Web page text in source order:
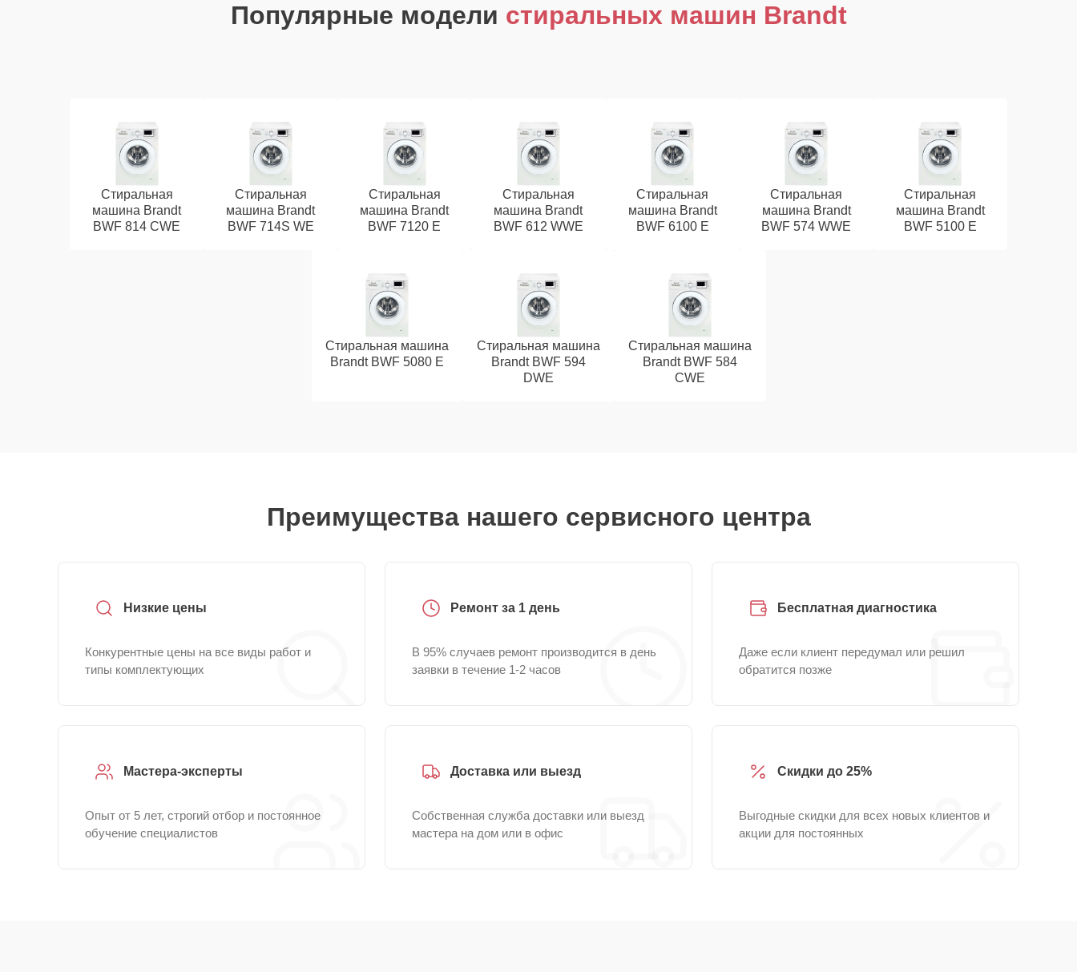
Популярные модели стиральных машин Brandt
Стиральная
машина Brandt
BWF 814 CWE
Стиральная
машина Brandt
BWF 714S WE
Стиральная
машина Brandt
BWF 7120 E
Стиральная
машина Brandt
BWF 612 WWE
Стиральная
машина Brandt
BWF 6100 E
Стиральная
машина Brandt
BWF 574 WWE
Стиральная
машина Brandt
BWF 5100 E
Стиральная машина
Brandt BWF 5080 E
Стиральная машина
Brandt BWF 594
DWE
Стиральная машина
Brandt BWF 584
CWE
Преимущества нашего сервисного центра
Низкие цены
Конкурентные цены на все виды работ и
типы комплектующих
Ремонт за 1 день
В 95% случаев ремонт производится в день
заявки в течение 1-2 часов
Бесплатная диагностика
Даже если клиент передумал или решил
обратится позже
Мастера-эксперты
Опыт от 5 лет, строгий отбор и постоянное
обучение специалистов
Доставка или выезд
Собственная служба доставки или выезд
мастера на дом или в офис
Скидки до 25%
Выгодные скидки для всех новых клиентов и
акции для постоянных